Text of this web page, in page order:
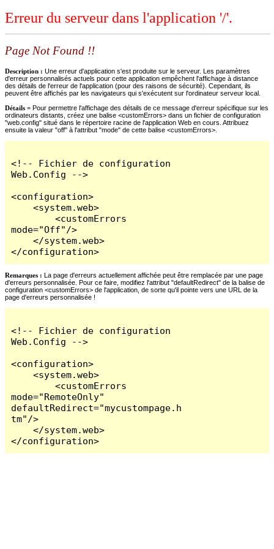
Erreur du serveur dans l'application '/'.
Page Not Found !!
Description : Une erreur d'application s'est produite sur le serveur. Les paramètres
d'erreur personnalisés actuels pour cette application empêchent l'affichage à distance
des détails de l'erreur de l'application (pour des raisons de sécurité). Cependant, ils
peuvent être affichés par les navigateurs qui s'exécutent sur l'ordinateur serveur local.
Détails = Pour permettre l'affichage des détails de ce message d'erreur spécifique sur les
ordinateurs distants, créez une balise <customErrors> dans un fichier de configuration
"web.config" situé dans le répertoire racine de l'application Web en cours. Attribuez
ensuite la valeur "off" à l'attribut "mode" de cette balise <customErrors>.
<!-- Fichier de configuration
Web.Config -->
<configuration>
    <system.web>
        <customErrors
mode="Off"/>
    </system.web>
</configuration>
Remarques : La page d'erreurs actuellement affichée peut être remplacée par une page
d'erreurs personnalisée. Pour ce faire, modifiez l'attribut "defaultRedirect" de la balise de
configuration <customErrors> de l'application, de sorte qu'il pointe vers une URL de la
page d'erreurs personnalisée !
<!-- Fichier de configuration
Web.Config -->
<configuration>
    <system.web>
        <customErrors
mode="RemoteOnly"
defaultRedirect="mycustompage.h
tm"/>
    </system.web>
</configuration>